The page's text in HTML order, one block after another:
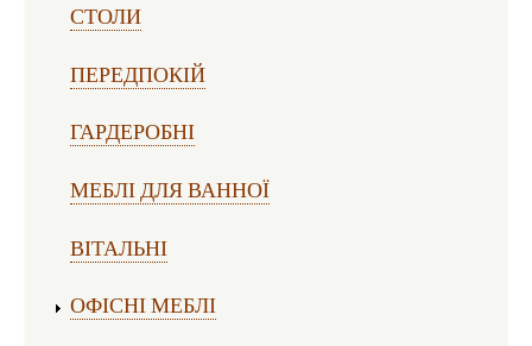
СТОЛИ
ПЕРЕДПОКІЙ
ГАРДЕРОБНІ
МЕБЛІ ДЛЯ ВАННОЇ
ВІТАЛЬНІ
ОФІСНІ МЕБЛІ